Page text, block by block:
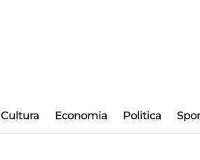
Cultura Economia Politica